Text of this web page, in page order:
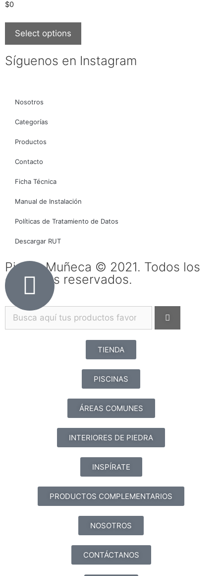
$0
Select options
Síguenos en Instagram
Nosotros
Categorías
Productos
Contacto
Ficha Técnica
Manual de Instalación
Políticas de Tratamiento de Datos
Descargar RUT
Piedra Muñeca © 2021. Todos los
derechos reservados.
TIENDA
PISCINAS
ÁREAS COMUNES
INTERIORES DE PIEDRA
INSPÍRATE
PRODUCTOS COMPLEMENTARIOS
NOSOTROS
CONTÁCTANOS